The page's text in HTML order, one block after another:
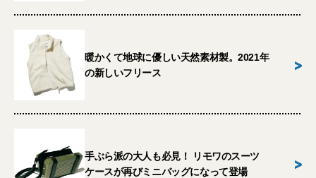
暖かくて地球に優しい天然素材製。2021年
の新しいフリース
>
手ぶら派の大人も必見！ リモワのスーツ
ケースが再びミニバッグになって登場
>